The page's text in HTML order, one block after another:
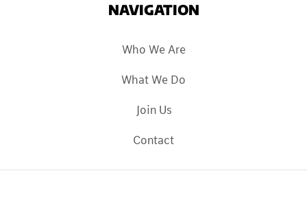
NAVIGATION
Who We Are
What We Do
Join Us
Contact